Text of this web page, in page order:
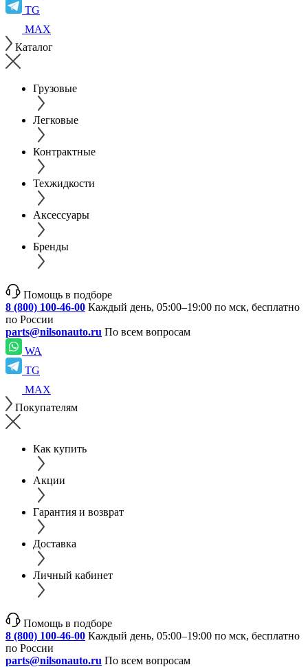
TG
MAX
Каталог
Грузовые
Легковые
Контрактные
Техжидкости
Аксессуары
Бренды
Помощь в подборе
8 (800) 100-46-00 Каждый день, 05:00–19:00 по мск, бесплатно
по России
parts@nilsonauto.ru По всем вопросам
WA
TG
MAX
Покупателям
Как купить
Акции
Гарантия и возврат
Доставка
Личный кабинет
Помощь в подборе
8 (800) 100-46-00 Каждый день, 05:00–19:00 по мск, бесплатно
по России
parts@nilsonauto.ru По всем вопросам